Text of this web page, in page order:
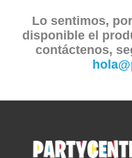
Lo sentimos,
disponible el
contáctenos,